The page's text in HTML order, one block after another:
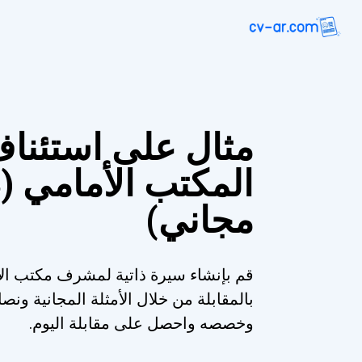
مثال على
المكتب الأمامي
مجاني)
قم بإنشاء سيرة ذاتية لمشرف مكتب
بالمقابلة من خلال الأمثلة المجانية
وخصصه واحصل على مقابلة اليوم.